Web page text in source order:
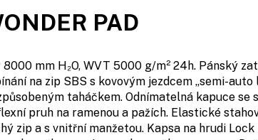
8000 mm H₂O, WVT 5000 g/m² 24h. Pánský
na zip SBS s kovovým jezdcem „semi-auto
taháčkem. Odnímatelná kapuce se
pruh na ramenou a pažích. Elastické
zip a s vnitřní manžetou. Kapsa na hrudi
PAD